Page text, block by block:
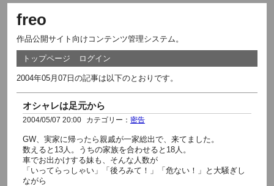
freo
作品公開サイト向けコンテンツ管理システム。
トップページ ログイン
2004年05月07日の記事は以下のとおりです。
オシャレは足元から
2004/05/07 20:00 カテゴリー： 密告
GW、実家に帰ったら親戚が一家総出で、来てました。
数えると13人。うちの家族を合わせると18人。
車でお出かけする妹も、そんな人数が
「いってらっしゃい」「後ろみて！」「危ない！」と大騒ぎし
ながら